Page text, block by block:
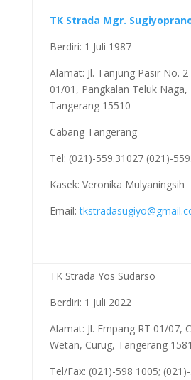
TK Strada Mgr.
Berdiri: 1 Juli 1987
Alamat: Jl. Tanjung Pasir No. 2
01/01, Pangkalan Teluk Naga,
Tangerang 15510
Cabang Tangerang
Tel: (021)-559.31027 (021)-
Kasek: Veronika Mulyaningsih
Email:
TK Strada Yos Sudarso
Berdiri: 1 Juli 2022
Alamat: Jl. Empang RT 01/07,
Wetan, Curug, Tangerang
Tel/Fax: (021)-598 1005;